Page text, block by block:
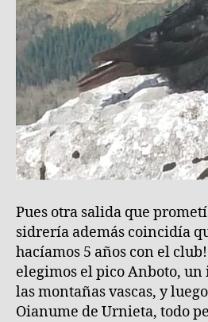
Pues otra salida que
sidrería además coincidía
hacíamos 5 años con el
elegimos el pico Anboto,
las montañas vascas, y
Oianume de Urnieta, todo